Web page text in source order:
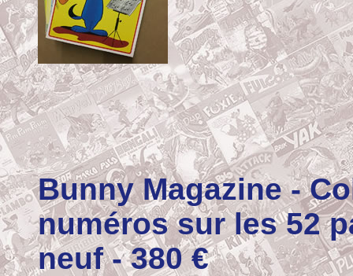
Bunny Magazine-
numéros sur les 52
neuf - 380€